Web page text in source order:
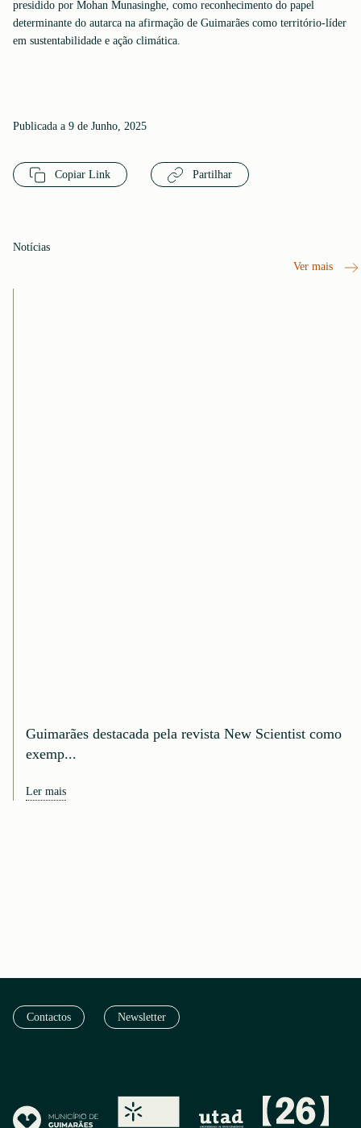
presidido por Mohan Munasinghe, como reconhecimento do papel
determinante do autarca na afirmação de Guimarães como território-líder
em sustentabilidade e ação climática.
Publicada a 9 de Junho, 2025
Copiar Link Partilhar
Notícias
Ver mais
Guimarães destacada pela revista New Scientist como
exemp...
Ler mais
Contactos Newsletter